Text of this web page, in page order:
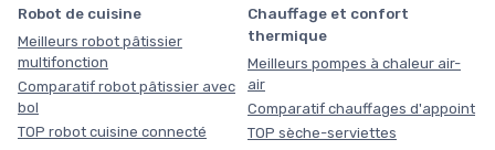
Robot de cuisine
Meilleurs robot pâtissier
multifonction
Comparatif robot pâtissier avec
bol
TOP robot cuisine connecté
Chauffage et confort
thermique
Meilleurs pompes à chaleur air-
air
Comparatif chauffages d'appoint
TOP sèche-serviettes